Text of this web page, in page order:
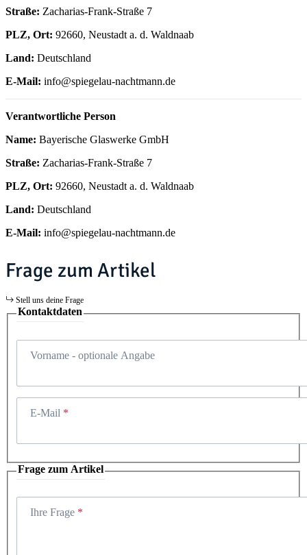
Straße: Zacharias-Frank-Straße 7
PLZ, Ort: 92660, Neustadt a. d. Waldnaab
Land: Deutschland
E-Mail: info@spiegelau-nachtmann.de
Verantwortliche Person
Name: Bayerische Glaswerke GmbH
Straße: Zacharias-Frank-Straße 7
PLZ, Ort: 92660, Neustadt a. d. Waldnaab
Land: Deutschland
E-Mail: info@spiegelau-nachtmann.de
Frage zum Artikel
Stell uns deine Frage
Kontaktdaten
Vorname - optionale Angabe
E-Mail
Frage zum Artikel
Ihre Frage